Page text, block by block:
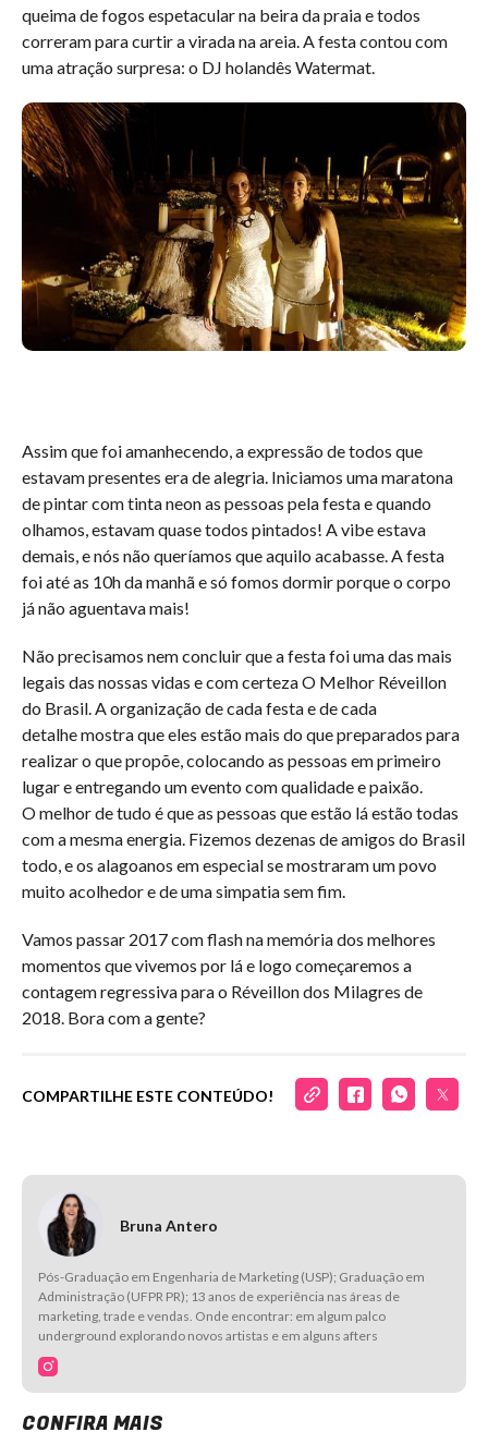
queima de fogos espetacular na beira da praia e todos
correram para curtir a virada na areia. A festa contou com
uma atração surpresa: o DJ holandês Watermat.
Assim que foi amanhecendo, a expressão de todos que
estavam presentes era de alegria. Iniciamos uma maratona
de pintar com tinta neon as pessoas pela festa e quando
olhamos, estavam quase todos pintados! A vibe estava
demais, e nós não queríamos que aquilo acabasse. A festa
foi até as 10h da manhã e só fomos dormir porque o corpo
já não aguentava mais!
Não precisamos nem concluir que a festa foi uma das mais
legais das nossas vidas e com certeza O Melhor Réveillon
do Brasil. A organização de cada festa e de cada
detalhe mostra que eles estão mais do que preparados para
realizar o que propõe, colocando as pessoas em primeiro
lugar e entregando um evento com qualidade e paixão.
O melhor de tudo é que as pessoas que estão lá estão todas
com a mesma energia. Fizemos dezenas de amigos do Brasil
todo, e os alagoanos em especial se mostraram um povo
muito acolhedor e de uma simpatia sem fim.
Vamos passar 2017 com flash na memória dos melhores
momentos que vivemos por lá e logo começaremos a
contagem regressiva para o Réveillon dos Milagres de
2018. Bora com a gente?
COMPARTILHE ESTE CONTEÚDO!
Bruna Antero
Pós-Graduação em Engenharia de Marketing (USP); Graduação em
Administração (UFPR PR); 13 anos de experiência nas áreas de
marketing, trade e vendas. Onde encontrar: em algum palco
underground explorando novos artistas e em alguns afters
CONFIRA MAIS